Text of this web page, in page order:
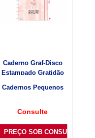
Caderno Graf-Disco
Estampado Gratidão
Cadernos Pequenos
Consulte
PREÇO SOB CONSULTA